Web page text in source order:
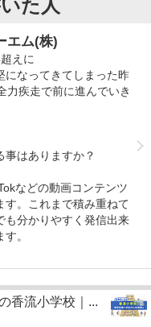
た人
エム(株)
えに
になってきてしまった昨
力疾走で前に進んでいき
事はありますか？
などの動画コンテンツ
す。これまで積み重ねて
も分かりやすく発信出来
。
香流小学校｜...